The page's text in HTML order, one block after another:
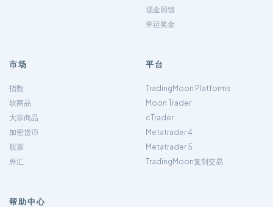
现金回馈
幸运奖金
市场
指数
软商品
大宗商品
加密货币
股票
外汇
平台
TradingMoon Platforms
Moon Trader
cTrader
Metatrader 4
Metatrader 5
TradingMoon复制交易
帮助中心